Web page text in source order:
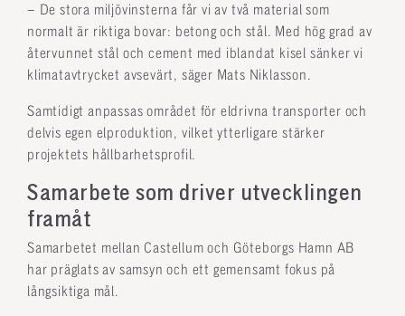
– De stora miljövinsterna får vi av två material som
normalt är riktiga bovar: betong och stål. Med hög grad av
återvunnet stål och cement med iblandat kisel sänker vi
klimatavtrycket avsevärt, säger Mats Niklasson.
Samtidigt anpassas området för eldrivna transporter och
delvis egen elproduktion, vilket ytterligare stärker
projektets hållbarhetsprofil.
Samarbete som driver utvecklingen
framåt
Samarbetet mellan Castellum och Göteborgs Hamn AB
har präglats av samsyn och ett gemensamt fokus på
långsiktiga mål.